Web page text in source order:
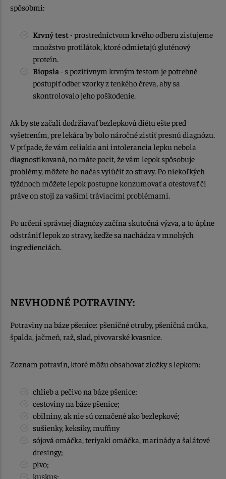
spôsobmi:
Krvný test- prostredníctvom krvého odberu zisťujeme
množstvo protilátok, ktoré odmietajú gluténový
proteín.
Biopsia - s pozitívnym krvným testom je potrebné
postupiť odber vzorky z tenkého čreva, aby sa
skontrolovalo jeho poškodenie.
Ak by ste začali dodržiavať bezlepkovú diétu ešte pred
vyšetrením, pre lekára by bolo náročné zistíť presnú diagnózu.
V prípade, že vám celiakia ani intolerancia lepku nebola
diagnostikovaná, no máte pocit, že vám lepok spôsobuje
problémy, môžete ho načas vylúčiť zo stravy. Po niekoľkých
týždnoch môžete lepok postupne konzumovať a otestovať či
práve on stojí za vašimi tráviacimi problémami.
Po určení správnej diagnózy začína skutočná výzva, a to úplne
odstrániť lepok zo stravy, keďže sa nachádza v mnohých
ingredienciách.
NEVHODNÉ POTRAVINY:
Potraviny na báze pšenice: pšeničné otruby, pšeničná múka,
špalda, jačmeň, raž, slad, pivovarské kvasnice.
Zoznam potravín, ktoré môžu obsahovať zložky s lepkom:
chlieb a pečivo na báze pšenice;
cestoviny na báze pšenice;
obilniny, ak nie sú označené ako bezlepkové;
sušienky, keksíky, muffiny
sójová omáčka, teriyaki omáčka, marinády a šalátové
dresingy;
pivo;
kuskus;